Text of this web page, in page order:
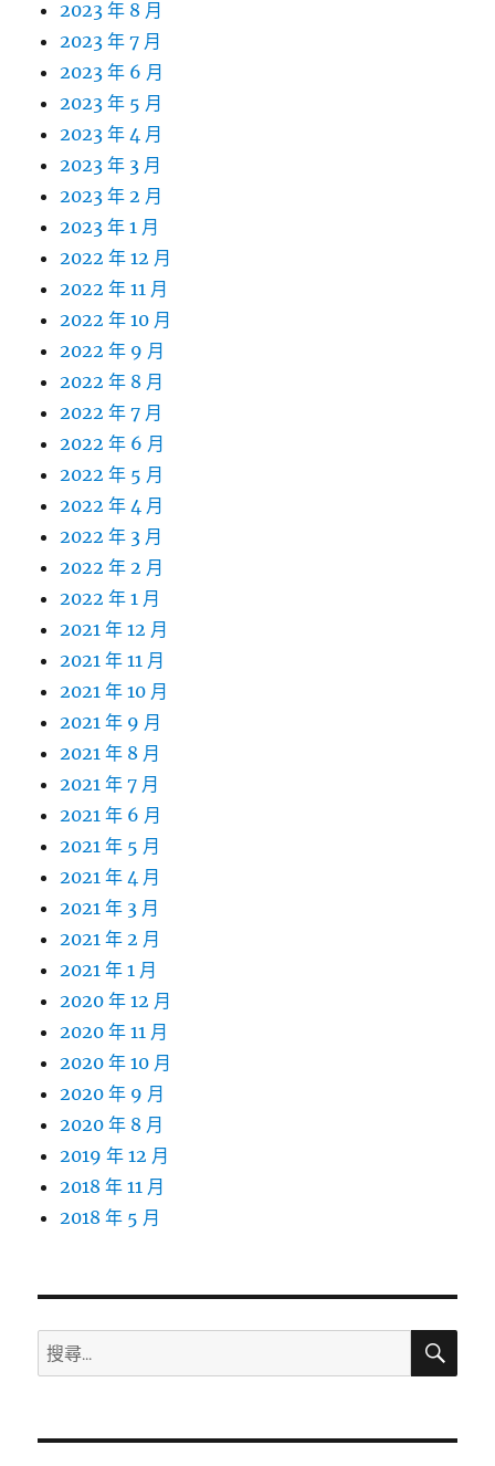
2023 年 8 月
2023 年 7 月
2023 年 6 月
2023 年 5 月
2023 年 4 月
2023 年 3 月
2023 年 2 月
2023 年 1 月
2022 年 12 月
2022 年 11 月
2022 年 10 月
2022 年 9 月
2022 年 8 月
2022 年 7 月
2022 年 6 月
2022 年 5 月
2022 年 4 月
2022 年 3 月
2022 年 2 月
2022 年 1 月
2021 年 12 月
2021 年 11 月
2021 年 10 月
2021 年 9 月
2021 年 8 月
2021 年 7 月
2021 年 6 月
2021 年 5 月
2021 年 4 月
2021 年 3 月
2021 年 2 月
2021 年 1 月
2020 年 12 月
2020 年 11 月
2020 年 10 月
2020 年 9 月
2020 年 8 月
2019 年 12 月
2018 年 11 月
2018 年 5 月
搜
尋
鍵
搜